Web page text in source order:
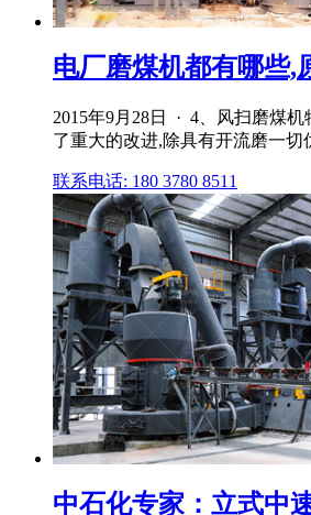
电厂磨煤机都有哪些,
2015年9月28日 · 4、风扫磨煤
了重大的改进,除具有开流磨一
联系电话: 180 3780 8511
中石化专家：立式中